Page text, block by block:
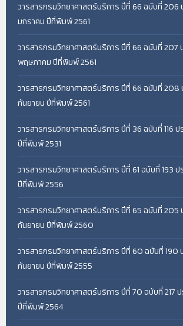
วารสารกรมวิทยาศาสตร์บริการ ปีที่ 66 ฉบับที่ 206
มกราคม ปีที่พิมพ์ 2561
วารสารกรมวิทยาศาสตร์บริการ ปีที่ 66 ฉบับที่ 207
พฤษภาคม ปีที่พิมพ์ 2561
วารสารกรมวิทยาศาสตร์บริการ ปีที่ 66 ฉบับที่ 208
กันยายน ปีที่พิมพ์ 2561
วารสารกรมวิทยาศาสตร์บริการ ปีที่ 36 ฉบับที่ 116 ป
ปีที่พิมพ์ 2531
วารสารกรมวิทยาศาสตร์บริการ ปีที่ 61 ฉบับที่ 193 ป
ปีที่พิมพ์ 2556
วารสารกรมวิทยาศาสตร์บริการ ปีที่ 65 ฉบับที่ 205
กันยายน ปีที่พิมพ์ 2560
วารสารกรมวิทยาศาสตร์บริการ ปีที่ 60 ฉบับที่ 190
กันยายน ปีที่พิมพ์ 2555
วารสารกรมวิทยาศาสตร์บริการ ปีที่ 70 ฉบับที่ 217
ปีที่พิมพ์ 2564